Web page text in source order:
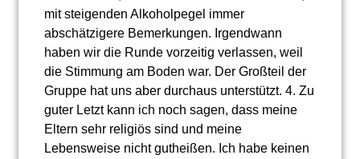
mit steigenden Alkoholpegel immer
abschätzigere Bemerkungen. Irgendwann
haben wir die Runde vorzeitig verlassen, weil
die Stimmung am Boden war. Der Großteil der
Gruppe hat uns aber durchaus unterstützt. 4. Zu
guter Letzt kann ich noch sagen, dass meine
Eltern sehr religiös sind und meine
Lebensweise nicht gutheißen. Ich habe keinen